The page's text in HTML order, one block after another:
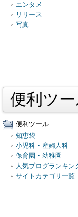
エンタメ
リリース
写真
便利ツ
便利ツール
知恵袋
小児科・産婦人科
保育園・幼稚園
人気ブログランキン
サイトカテゴリ一覧